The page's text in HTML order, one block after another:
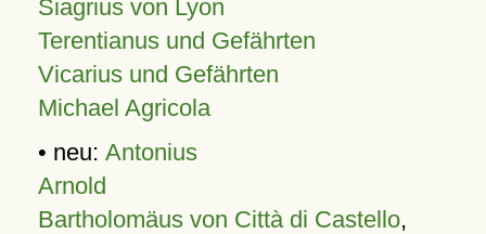
Siagrius von Lyon
Terentianus und Gefährten
Vicarius und Gefährten
Michael Agricola
• neu: Antonius
Arnold
Bartholomäus von Città di Castello,